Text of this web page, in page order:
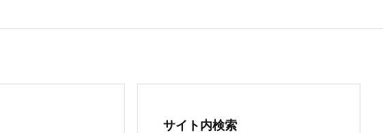
サイト内検索